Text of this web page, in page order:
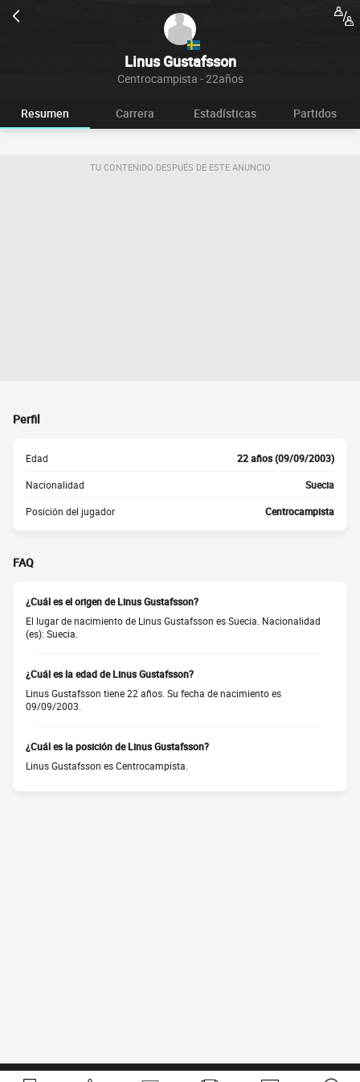
Linus Gustafsson
Centrocampista - 22años
Resumen Carrera Estadísticas Partidos
TU CONTENIDO DESPUÉS DE ESTE ANUNCIO
Perfil
Edad 22 años (09/09/2003)
Nacionalidad Suecia
Posición del jugador Centrocampista
FAQ
¿Cuál es el origen de Linus Gustafsson?
El lugar de nacimiento de Linus Gustafsson es Suecia. Nacionalidad
(es): Suecia.
¿Cuál es la edad de Linus Gustafsson?
Linus Gustafsson tiene 22 años. Su fecha de nacimiento es
09/09/2003.
¿Cuál es la posición de Linus Gustafsson?
Linus Gustafsson es Centrocampista.